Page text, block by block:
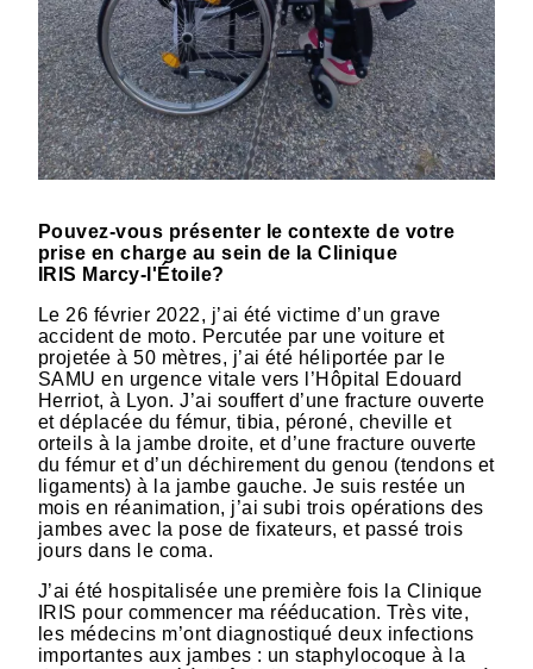
Pouvez-vous présenter le contexte de votre
prise en charge au sein de la Clinique
IRIS Marcy-l'Étoile?
Le 26 février 2022, j’ai été victime d’un grave
accident de moto. Percutée par une voiture et
projetée à 50 mètres, j’ai été héliportée par le
SAMU en urgence vitale vers l’Hôpital Edouard
Herriot, à Lyon. J’ai souffert d’une fracture ouverte
et déplacée du fémur, tibia, péroné, cheville et
orteils à la jambe droite, et d’une fracture ouverte
du fémur et d’un déchirement du genou (tendons et
ligaments) à la jambe gauche. Je suis restée un
mois en réanimation, j’ai subi trois opérations des
jambes avec la pose de fixateurs, et passé trois
jours dans le coma.
J’ai été hospitalisée une première fois la Clinique
IRIS pour commencer ma rééducation. Très vite,
les médecins m’ont diagnostiqué deux infections
importantes aux jambes : un staphylocoque à la